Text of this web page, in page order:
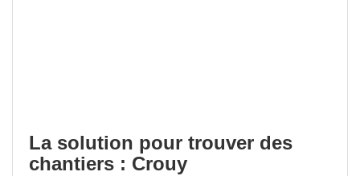
La solution pour trouver des
chantiers : Crouy